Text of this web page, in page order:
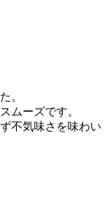
。
ムーズです。
不気味さを味わい